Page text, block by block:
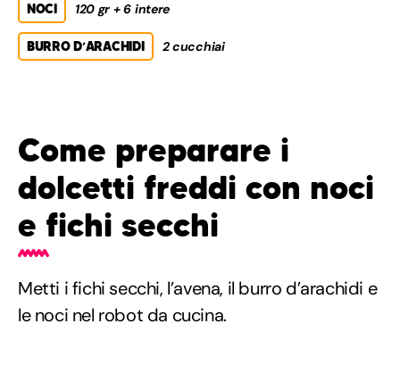
NOCI 120 gr + 6 intere
BURRO D’ARACHIDI 2 cucchiai
Come preparare i
dolcetti freddi con noci
e fichi secchi
Metti i fichi secchi, l’avena, il burro d’arachidi e
le noci nel robot da cucina.